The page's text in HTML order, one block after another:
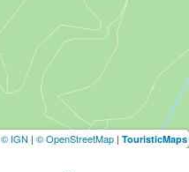
© IGN | © OpenStreetMap | TouristicMaps